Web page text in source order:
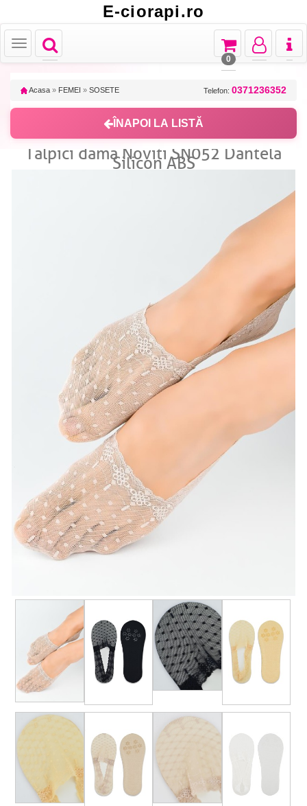
E-ciorapi.ro
Toggle
navigation
Toggle
Toggle
navigation
Toggle
navigation
Toggle
navigation
0
Acasa » FEMEI » SOSETE Telefon: 0371236352
ÎNAPOI LA LISTĂ
Talpici dama Noviti SN052 Dantela
Silicon ABS